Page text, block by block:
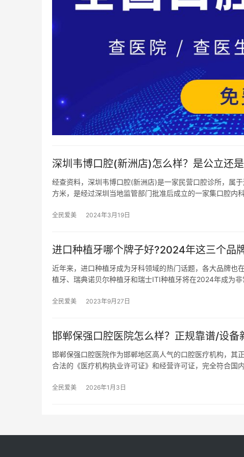
深圳韦博口腔(新洲店)怎么样？是公立还是
经查资料，深圳韦博口腔(新洲店)是一家民营口腔诊所，属
方米，是经过深圳当地监管部门批准后成立的一家集口腔内
全民爱美 2024年3月19日
进口种植牙哪个牌子好?2024年这三个品
近年来，进口种植牙成为牙科领域的热门话题，各大品牌也
植牙、瑞典诺贝尔种植牙和瑞士ITI种植牙将在2024年成为
全民爱美 2023年9月27日
邯郸保强口腔医院怎么样？正规靠谱/设备
邯郸保强口腔医院作为邯郸地区高人气的口腔医疗机构，其
合法的《医疗机构执业许可证》和经营许可证，完全符合国
全民爱美 2026年1月3日